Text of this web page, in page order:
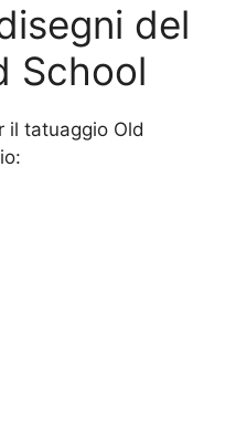
del
School
il tatuaggio Old